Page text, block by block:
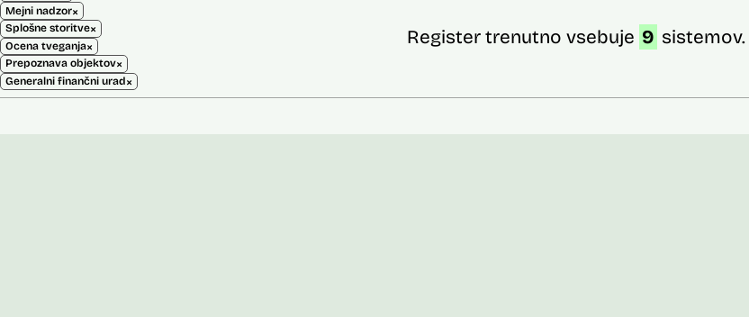
Mejni nadzor×
Splošne storitve×
Ocena tveganja×
Prepoznava objektov×
Generalni finančni urad×
Register trenutno vsebuje 9 sistemov.